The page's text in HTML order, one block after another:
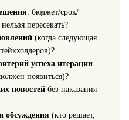
: бюджет/срок/
пересекать?
(когда следующая
успеха итерации
появиться)?
новостейбез наказания
обсуждения(кто решает,